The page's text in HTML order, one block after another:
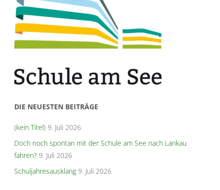
DIE NEUESTEN BEITRÄGE
(kein Titel) 9. Juli 2026
Doch noch spontan mit der Schule am See nach Lankau
fahren? 9. Juli 2026
Schuljahresausklang 9. Juli 2026